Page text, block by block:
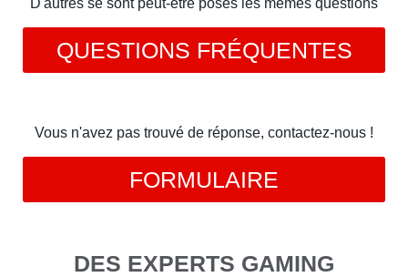
QUESTIONS FRÉQUENTES
Vous n'avez pas trouvé de réponse, contactez-nous !
FORMULAIRE
DES EXPERTS GAMING